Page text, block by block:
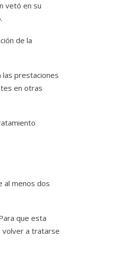
vetó en su
de la
las prestaciones
en otras
al menos dos
que esta
volver a tratarse